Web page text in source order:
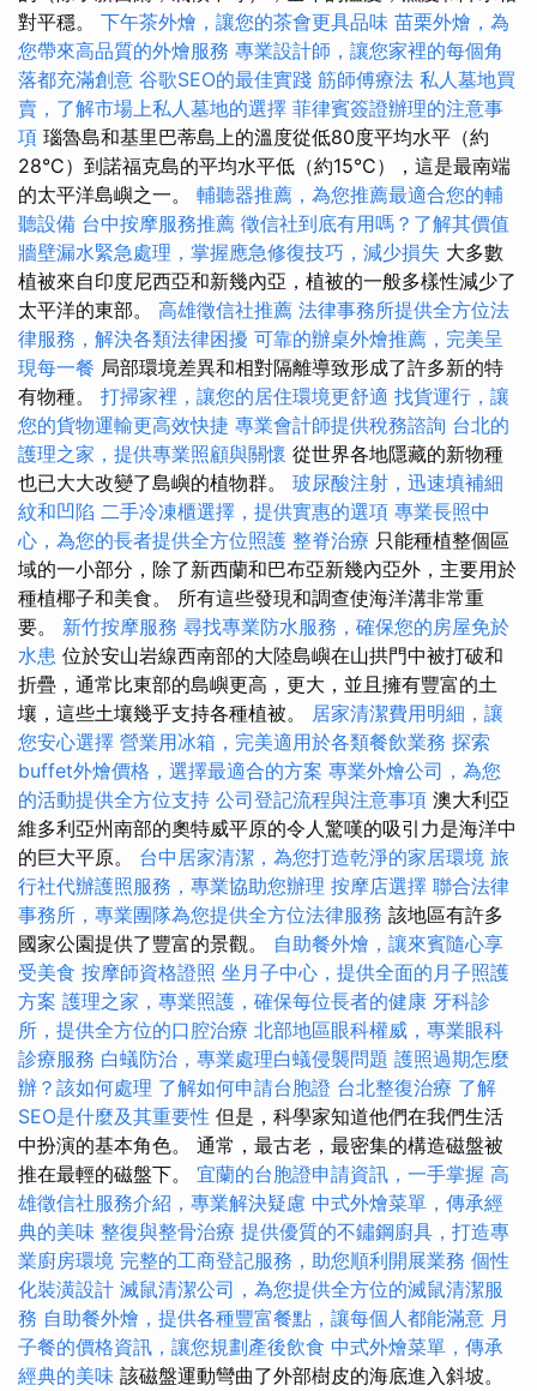
對平穩。 下午茶外燴，讓您的茶會更具品味 苗栗外燴，為
您帶來高品質的外燴服務 專業設計師，讓您家裡的每個角
落都充滿創意 谷歌SEO的最佳實踐 筋師傅療法 私人墓地買
賣，了解市場上私人墓地的選擇 菲律賓簽證辦理的注意事
項 瑙魯島和基里巴蒂島上的溫度從低80度平均水平（約
28°C）到諾福克島的平均水平低（約15°C），這是最南端
的太平洋島嶼之一。 輔聽器推薦，為您推薦最適合您的輔
聽設備 台中按摩服務推薦 徵信社到底有用嗎？了解其價值
牆壁漏水緊急處理，掌握應急修復技巧，減少損失 大多數
植被來自印度尼西亞和新幾內亞，植被的一般多樣性減少了
太平洋的東部。 高雄徵信社推薦 法律事務所提供全方位法
律服務，解決各類法律困擾 可靠的辦桌外燴推薦，完美呈
現每一餐 局部環境差異和相對隔離導致形成了許多新的特
有物種。 打掃家裡，讓您的居住環境更舒適 找貨運行，讓
您的貨物運輸更高效快捷 專業會計師提供稅務諮詢 台北的
護理之家，提供專業照顧與關懷 從世界各地隱藏的新物種
也已大大改變了島嶼的植物群。 玻尿酸注射，迅速填補細
紋和凹陷 二手冷凍櫃選擇，提供實惠的選項 專業長照中
心，為您的長者提供全方位照護 整脊治療 只能種植整個區
域的一小部分，除了新西蘭和巴布亞新幾內亞外，主要用於
種植椰子和美食。 所有這些發現和調查使海洋溝非常重
要。 新竹按摩服務 尋找專業防水服務，確保您的房屋免於
水患 位於安山岩線西南部的大陸島嶼在山拱門中被打破和
折疊，通常比東部的島嶼更高，更大，並且擁有豐富的土
壤，這些土壤幾乎支持各種植被。 居家清潔費用明細，讓
您安心選擇 營業用冰箱，完美適用於各類餐飲業務 探索
buffet外燴價格，選擇最適合的方案 專業外燴公司，為您
的活動提供全方位支持 公司登記流程與注意事項 澳大利亞
維多利亞州南部的奧特威平原的令人驚嘆的吸引力是海洋中
的巨大平原。 台中居家清潔，為您打造乾淨的家居環境 旅
行社代辦護照服務，專業協助您辦理 按摩店選擇 聯合法律
事務所，專業團隊為您提供全方位法律服務 該地區有許多
國家公園提供了豐富的景觀。 自助餐外燴，讓來賓隨心享
受美食 按摩師資格證照 坐月子中心，提供全面的月子照護
方案 護理之家，專業照護，確保每位長者的健康 牙科診
所，提供全方位的口腔治療 北部地區眼科權威，專業眼科
診療服務 白蟻防治，專業處理白蟻侵襲問題 護照過期怎麼
辦？該如何處理 了解如何申請台胞證 台北整復治療 了解
SEO是什麼及其重要性 但是，科學家知道他們在我們生活
中扮演的基本角色。 通常，最古老，最密集的構造磁盤被
推在最輕的磁盤下。 宜蘭的台胞證申請資訊，一手掌握 高
雄徵信社服務介紹，專業解決疑慮 中式外燴菜單，傳承經
典的美味 整復與整骨治療 提供優質的不鏽鋼廚具，打造專
業廚房環境 完整的工商登記服務，助您順利開展業務 個性
化裝潢設計 滅鼠清潔公司，為您提供全方位的滅鼠清潔服
務 自助餐外燴，提供各種豐富餐點，讓每個人都能滿意 月
子餐的價格資訊，讓您規劃產後飲食 中式外燴菜單，傳承
經典的美味 該磁盤運動彎曲了外部樹皮的海底進入斜坡。